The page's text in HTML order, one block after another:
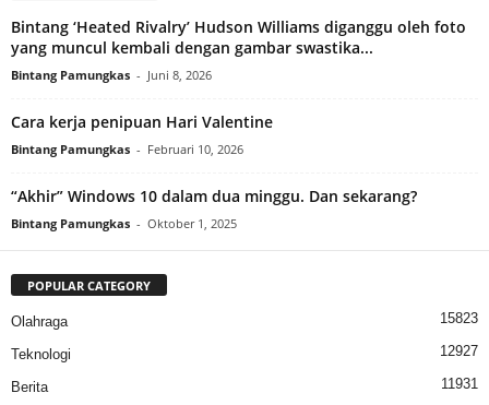
Bintang ‘Heated Rivalry’ Hudson Williams diganggu oleh foto
yang muncul kembali dengan gambar swastika...
Bintang Pamungkas - Juni 8, 2026
Cara kerja penipuan Hari Valentine
Bintang Pamungkas - Februari 10, 2026
“Akhir” Windows 10 dalam dua minggu. Dan sekarang?
Bintang Pamungkas - Oktober 1, 2025
POPULAR CATEGORY
Olahraga 15823
Teknologi 12927
Berita 11931